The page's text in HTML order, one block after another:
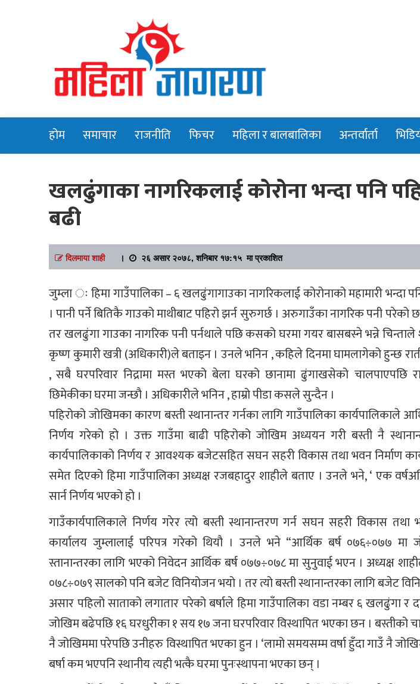
Mahilajagaran
होम समाचार राजनीति फिचर महिला र बालबालिका अन्तर्वार्ता
खलढुंगाका नागरिकलाई कोरोना भन्दा पनि
बढी
दिलमाया शाही । २६ असार २०७८, शनिबार १७:१५ मा प्रकाशित
जुम्ला ः हिमा गाउँपालिका – ६ खलढुंगागाउका नागरिकलाई कोरोनाको महामारी भन्दा
। पानी पर्ने बितिकै गाउको माथीबाट पहिरो झर्न सुरुगर्छ । अरुगाउँका नागरिक पनी परेको
तर खलढुंगा गाउका नागरिक पनी पर्नथाले पछि कसको घरमा गयर बासबस्ने भन्ने
कृष्ण कुमारी खत्री (अधिकारी)ले बताइन । उनले भनिन , कहिले दिनमा घामलागेको हुन्छ
, सबै घरपरिवार निद्रामा मस्त भएको बेला घरको छानामा ढुंगाखसेको चालपाएपछि
छिमेकीका घरमा जन्छौ । अधिकारीले भनिन , हाम्रो पीडा कसले सुन्दैन ।
पहिरोको जोखिमका कारण बस्ती स्थानान्तर गर्नका लागि गाउँपालिका कार्यपालिकाले
निर्णय गरेको हो । उक्त गाउँमा बाढी पहिरोको जोखिम अध्ययन गरी बस्ती नै
कार्यपालिकाको निर्णय र आवश्यक बजेटसहित सघन सहरी विकास तथा भवन निर्माण
समेत दिएको हिमा गाउँपालिका अध्यक्ष रजबहादुर शाहीले बताए । उनले भने, ‘ एक
सार्न निर्णय भएको हो ।
गाउँकार्यपालिकाले निर्णय गरेर त्यो बस्ती स्थानान्तरण गर्न सघन सहरी विकास तथा
कार्यालय जुम्लालाई परिपत्र गरेको थियौ । उनले भने “आर्थिक बर्ष ०७६÷०७७ मा
स्तानान्तरका लागि भएको निवेदन आर्थिक बर्ष ०७७÷०७८ मा सुनुवाई भएन । अध्यक्ष
०७८÷०७९ सालको पनि बजेट विनियोजन भयो । तर त्यो बस्ती स्थानान्तरका लागि बजेट
असार पहिलो साताको लगातार परेको बर्षाले हिमा गाउँपालिका वडा नम्बर ६ खलढुंगा र
जोखिम बढेपछि १६ घरधुरीका १ सय १७ जना घरपरिवार विस्थापित भएका छन । बस्तीको
नै जोखिममा परेपछि उनीहरु विस्थापित भएका हुन । ‘लामो समयसम्म वर्षा हुँदा गाउँ नै
बर्षा कम भएपनि स्थानीय त्यही भत्कै घरमा पुनःस्थापना भएका छन् ।